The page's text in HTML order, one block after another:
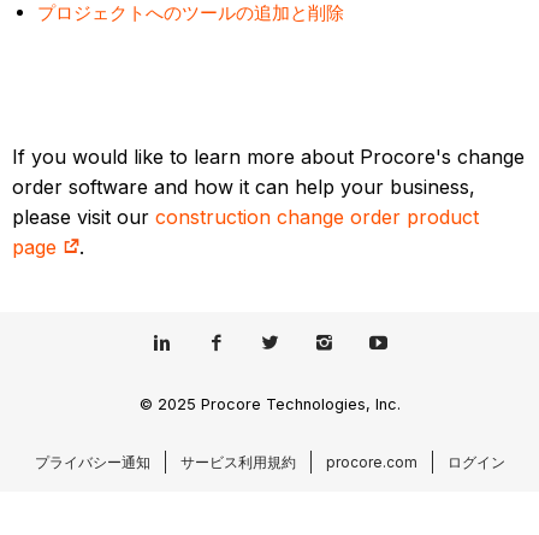
プロジェクトへのツールの追加と削除
If you would like to learn more about Procore's change
order software and how it can help your business,
please visit ourconstruction change order product
page
.
© 2025 Procore Technologies, Inc.
プライバシー通知 サービス利用規約 procore.com ログイン